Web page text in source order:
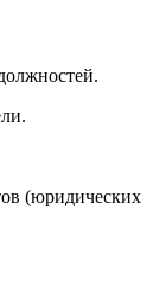
(юридических